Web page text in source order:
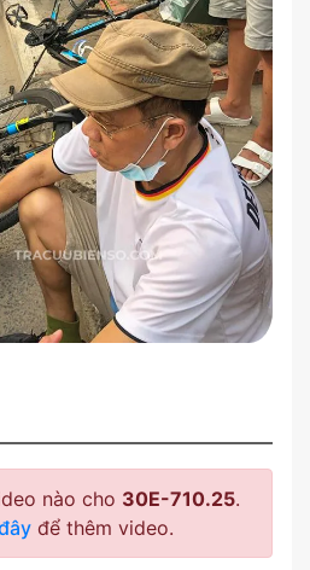
nào cho 30E-710.25.
để thêm video.